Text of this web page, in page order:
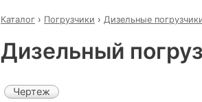
Каталог › Погрузчики › Дизельные
Дизельный
Чертеж